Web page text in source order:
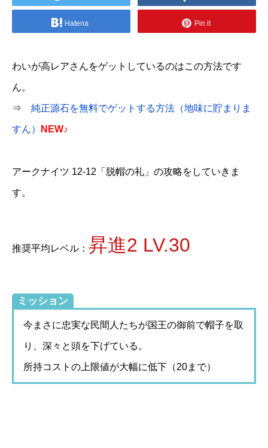
Hatena Pin it
わいが高レアさんをゲットしているのはこの方法です
ん。
⇒ 純正源石を無料でゲットする方法（地味に貯まりま
すん） NEW♪
アークナイツ 12-12「脱帽の礼」の攻略をしていきま
す。
推奨平均レベル： 昇進2 LV.30
ミッション
今まさに忠実な民間人たちが国王の御前で帽子を取
り、深々と頭を下げている。
所持コストの上限値が大幅に低下（20まで）